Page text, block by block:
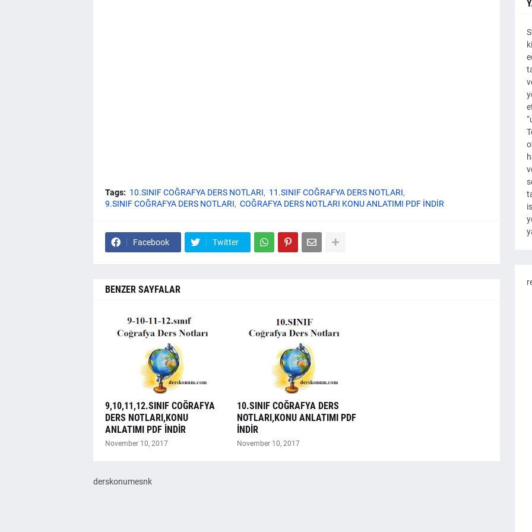
Tags: 10.SINIF COĞRAFYA DERS NOTLARI
11.SINIF COĞRAFYA DERS NOTLARI
9.SINIF COĞRAFYA DERS NOTLARI
COĞRAFYA DERS NOTLARI KONU ANLATIMI PDF İNDİR
Facebook Twitter
BENZER SAYFALAR
9,10,11,12.SINIF COĞRAFYA
DERS NOTLARI,KONU
ANLATIMI PDF İNDİR
November 10, 2017
10.SINIF COĞRAFYA DERS
NOTLARI,KONU ANLATIMI PDF
İNDİR
November 10, 2017
derskonumesnk